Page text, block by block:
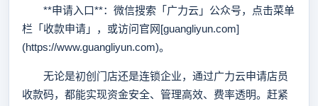
**申请入口**：微信搜索「广力云」公众号，点击菜单
栏「收款申请」，或访问官网[guangliyun.com]
(https://www.guangliyun.com)。
无论是初创门店还是连锁企业，通过广力云申请店员
收款码，都能实现资金安全、管理高效、费率透明。赶紧